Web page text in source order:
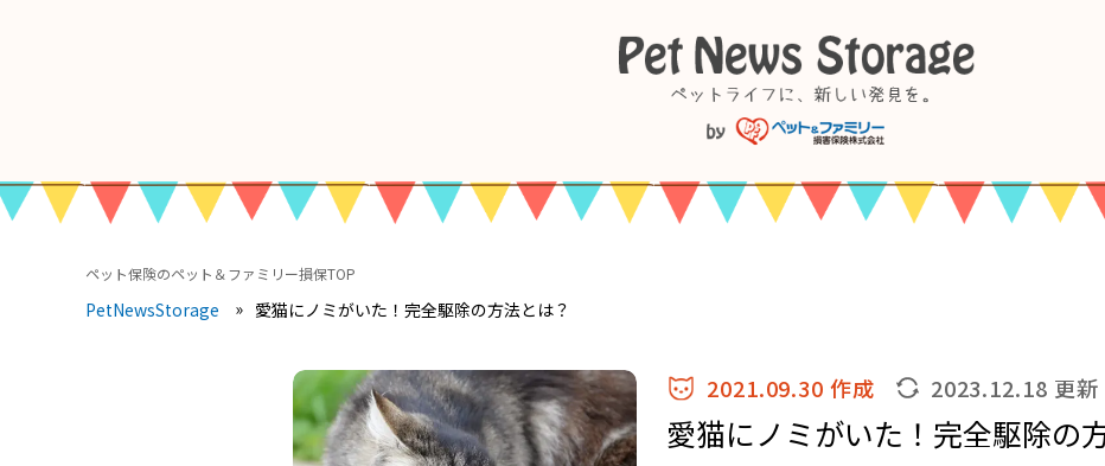
ペット保険のペット＆ファミリー損保TOP
PetNewsStorage 愛猫にノミがいた！完全駆除の方法とは？
2021.09.30 作成 2023.12.18 更新
愛猫にノミがいた！完全駆除の